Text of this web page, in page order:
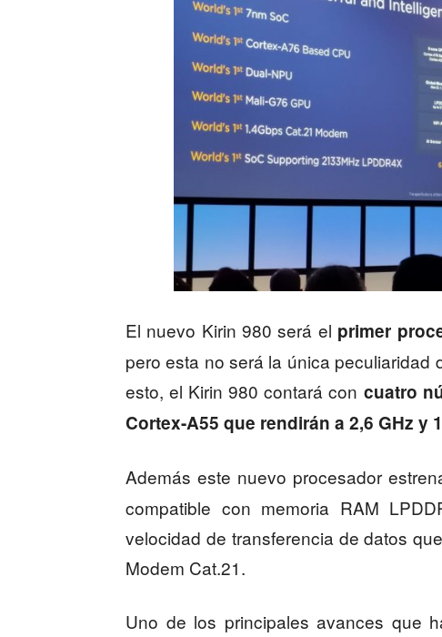
El nuevo Kirin 980 será el primer
pero esta no será la única
esto, el Kirin 980 contará con cuatro
Cortex-A55 que rendirán a 2,6 GHz y
Además este nuevo procesador
compatible con memoria RAM
velocidad de transferencia de datos
Modem Cat.21.
Uno de los principales avances que